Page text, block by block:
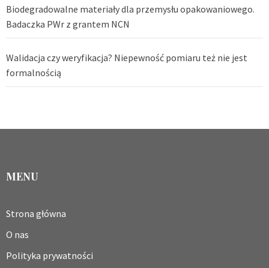
Biodegradowalne materiały dla przemysłu opakowaniowego.
Badaczka PWr z grantem NCN
Walidacja czy weryfikacja? Niepewność pomiaru też nie jest
formalnością
MENU
Strona główna
O nas
Polityka prywatności